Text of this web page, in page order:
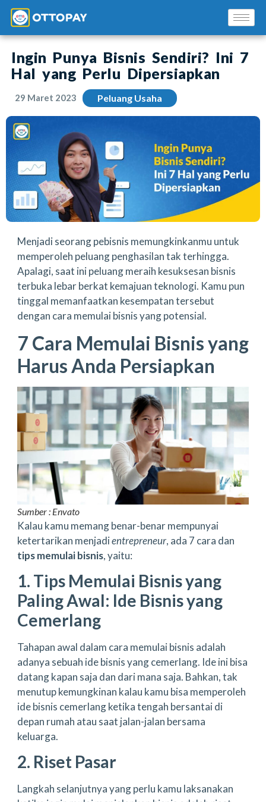
Ingin Punya Bisnis Sendiri? Ini 7
Hal yang Perlu Dipersiapkan
29 Maret 2023 Peluang Usaha
Menjadi seorang pebisnis memungkinkanmu untuk
memperoleh peluang penghasilan tak terhingga.
Apalagi, saat ini peluang meraih kesuksesan bisnis
terbuka lebar berkat kemajuan teknologi. Kamu pun
tinggal memanfaatkan kesempatan tersebut
dengan cara memulai bisnis yang potensial.
7 Cara Memulai Bisnis yang
Harus Anda Persiapkan
Sumber : Envato
Kalau kamu memang benar-benar mempunyai
ketertarikan menjadientrepreneur, ada 7 cara dan
tips memulai bisnis, yaitu:
1. Tips Memulai Bisnis yang
Paling Awal: Ide Bisnis yang
Cemerlang
Tahapan awal dalam cara memulai bisnis adalah
adanya sebuah ide bisnis yang cemerlang. Ide ini bisa
datang kapan saja dan dari mana saja. Bahkan, tak
menutup kemungkinan kalau kamu bisa memperoleh
ide bisnis cemerlang ketika tengah bersantai di
depan rumah atau saat jalan-jalan bersama
keluarga.
2. Riset Pasar
Langkah selanjutnya yang perlu kamu laksanakan
Solusi Kami
Promo Mitra
INSTAL SEKARANG